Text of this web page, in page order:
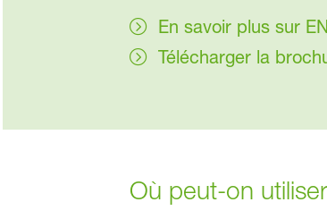
En savoir plus sur
Télécharger la
Où peut-on